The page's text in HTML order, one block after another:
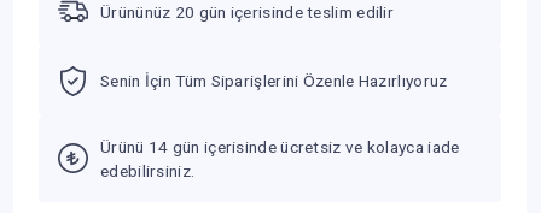
Ürününüz 20 gün içerisinde teslim edilir
Senin İçin Tüm Siparişlerini Özenle Hazırlıyoruz
Ürünü 14 gün içerisinde ücretsiz ve kolayca iade
edebilirsiniz.